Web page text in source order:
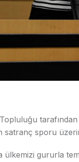
satranç sporu
gururla